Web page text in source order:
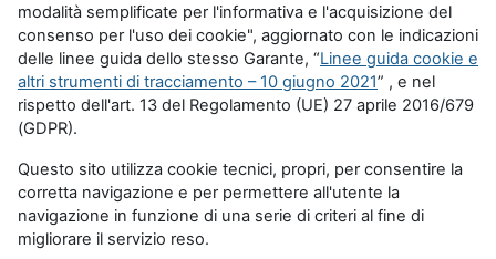
modalità semplificate per l'informativa e l'acquisizione del
consenso per l'uso dei cookie", aggiornato con le indicazioni
delle linee guida dello stesso Garante, “Linee guida cookie e
altri strumenti di tracciamento – 10 giugno 2021” , e nel
rispetto dell'art. 13 del Regolamento (UE) 27 aprile 2016/679
(GDPR).
Questo sito utilizza cookie tecnici, propri, per consentire la
corretta navigazione e per permettere all'utente la
navigazione in funzione di una serie di criteri al fine di
migliorare il servizio reso.